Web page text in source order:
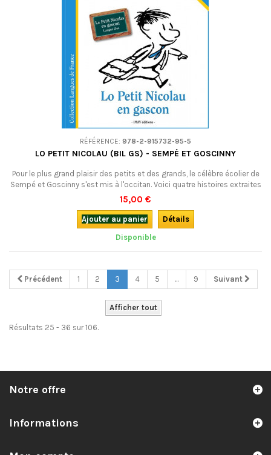
RÉFÉRENCE: 978-2-915732-95-5
LO PETIT NICOLAU (BIL GS) - SEMPÉ ET GOSCINNY
Pour le plus grand plaisir des petits et des grands, le célèbre écolier de
Sempé et Goscinny s'est mis à l'occitan. Voici quatre histoires extraites
de La rentrée du Petit Nicolas en occitan gascon. Qu’ei genhèc !Bilingue.
15,00 €
Ajouter au panier
Détails
Disponible
Précédent 1 2 3 4 5 ... 9 Suivant
Afficher tout
Résultats 25 - 36 sur 106.
Notre offre
Informations